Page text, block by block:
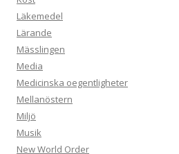
Läkemedel
Lärande
Mässlingen
Media
Medicinska oegentligheter
Mellanöstern
Miljö
Musik
New World Order